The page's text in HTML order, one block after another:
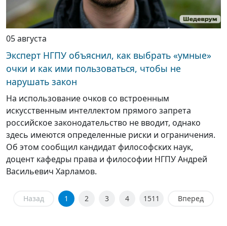
05 августа
Эксперт НГПУ объяснил, как выбрать «умные»
очки и как ими пользоваться, чтобы не
нарушать закон
На использование очков со встроенным
искусственным интеллектом прямого запрета
российское законодательство не вводит, однако
здесь имеются определенные риски и ограничения.
Об этом сообщил кандидат философских наук,
доцент кафедры права и философии НГПУ Андрей
Васильевич Харламов.
Назад 1 2 3 4 1511 Вперед